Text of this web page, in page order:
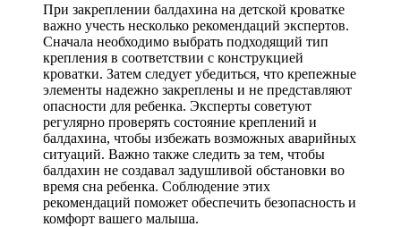
При закреплении балдахина на детской кроватке
важно учесть несколько рекомендаций экспертов.
Сначала необходимо выбрать подходящий тип
крепления в соответствии с конструкцией
кроватки. Затем следует убедиться, что крепежные
элементы надежно закреплены и не представляют
опасности для ребенка. Эксперты советуют
регулярно проверять состояние креплений и
балдахина, чтобы избежать возможных аварийных
ситуаций. Важно также следить за тем, чтобы
балдахин не создавал задушливой обстановки во
время сна ребенка. Соблюдение этих
рекомендаций поможет обеспечить безопасность и
комфорт вашего малыша.